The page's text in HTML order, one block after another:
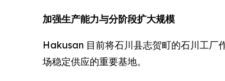
加强生产能力与分阶段扩大规模
Hakusan 目前将石川县志贺町的石川工厂
场稳定供应的重要基地。